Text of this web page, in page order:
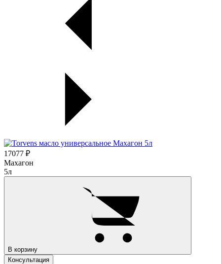
17077 ₽
Махагон
5л
В корзину
Консультация